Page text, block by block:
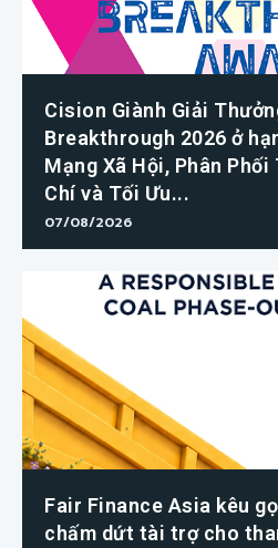
Cision Giành Giải
Breakthrough 2026 ở
Mạng Xã Hội, Phân Phối
Chí và Tối Ưu...
07/08/2026
Fair Finance Asia kêu
chấm dứt tài trợ cho